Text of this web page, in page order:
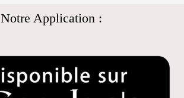
Notre Application :